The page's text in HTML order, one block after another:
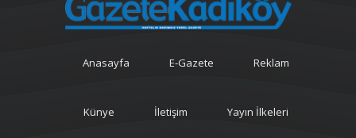
Anasayfa E-Gazete Reklam
Künye İletişim Yayın İlkeleri